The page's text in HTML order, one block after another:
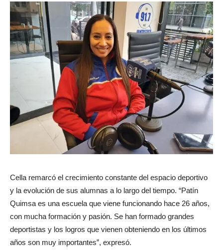
Cella remarcó el crecimiento constante del espacio deportivo
y la evolución de sus alumnas a lo largo del tiempo. “Patín
Quimsa es una escuela que viene funcionando hace 26 años,
con mucha formación y pasión. Se han formado grandes
deportistas y los logros que vienen obteniendo en los últimos
años son muy importantes”, expresó.